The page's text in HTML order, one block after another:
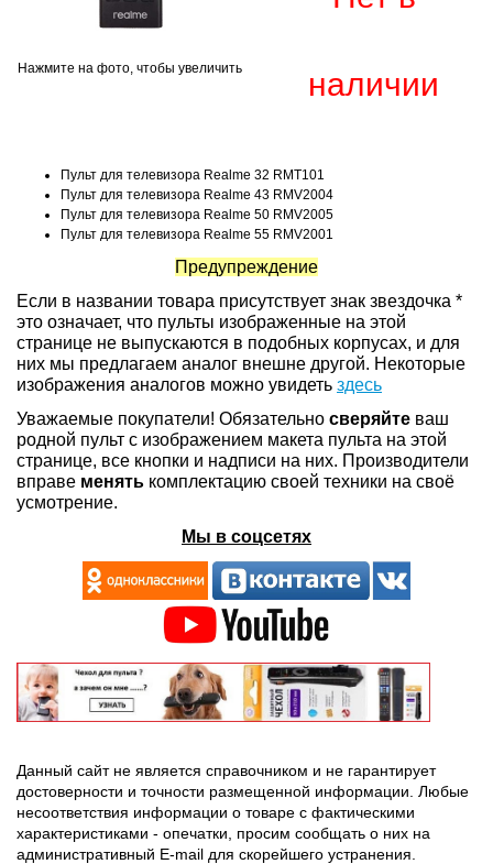
Нажмите на фото, чтобы увеличить наличии
Пульт для телевизора Realme 32 RMT101
Пульт для телевизора Realme 43 RMV2004
Пульт для телевизора Realme 50 RMV2005
Пульт для телевизора Realme 55 RMV2001
Предупреждение
Если в названии товара присутствует знак звездочка *
это означает, что пульты изображенные на этой
странице не выпускаются в подобных корпусах, и для
них мы предлагаем аналог внешне другой. Некоторые
изображения аналогов можно увидеть здесь
Уважаемые покупатели! Обязательно сверяйте ваш
родной пульт с изображением макета пульта на этой
странице, все кнопки и надписи на них. Производители
вправе менять комплектацию своей техники на своё
усмотрение.
Мы в соцсетях
Данный сайт не является справочником и не гарантирует
достоверности и точности размещенной информации. Любые
несоответствия информации о товаре с фактическими
характеристиками - опечатки, просим сообщать о них на
административный E-mail для скорейшего устранения.